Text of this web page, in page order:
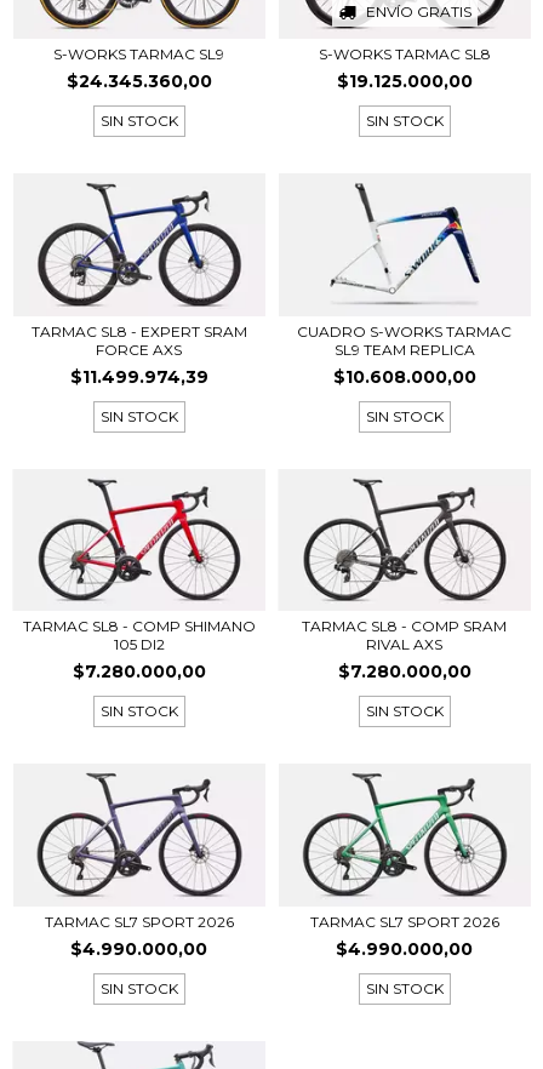
S-WORKS TARMAC SL9
$24.345.360,00
SIN STOCK
ENVÍO GRATIS
S-WORKS TARMAC SL8
$19.125.000,00
SIN STOCK
TARMAC SL8 - EXPERT SRAM
FORCE AXS
$11.499.974,39
SIN STOCK
CUADRO S-WORKS TARMAC
SL9 TEAM REPLICA
$10.608.000,00
SIN STOCK
TARMAC SL8 - COMP SHIMANO
105 DI2
$7.280.000,00
SIN STOCK
TARMAC SL8 - COMP SRAM
RIVAL AXS
$7.280.000,00
SIN STOCK
TARMAC SL7 SPORT 2026
$4.990.000,00
SIN STOCK
TARMAC SL7 SPORT 2026
$4.990.000,00
SIN STOCK